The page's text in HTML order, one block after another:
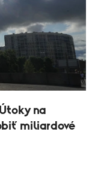
na
miliardové